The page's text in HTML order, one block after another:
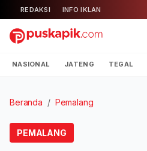
REDAKSI INFO IKLAN
NASIONAL JATENG TEGAL
Beranda / Pemalang
PEMALANG